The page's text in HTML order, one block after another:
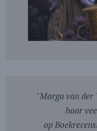
"Marga van
haar
op